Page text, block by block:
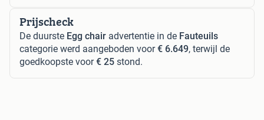
Prijscheck
De duurste Egg chair advertentie in de Fauteuils
categorie werd aangeboden voor€ 6.649, terwijl de
goedkoopste voor€ 25 stond.